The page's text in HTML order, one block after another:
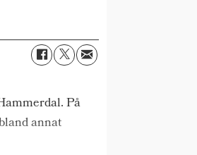
På
annat